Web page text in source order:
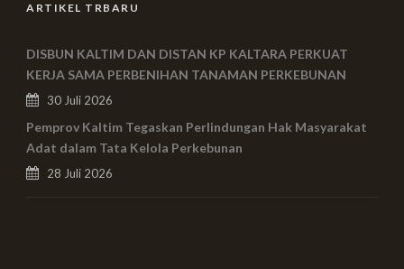
ARTIKEL TRBARU
DISBUN KALTIM DAN DISTAN KP KALTARA PERKUAT
KERJA SAMA PERBENIHAN TANAMAN PERKEBUNAN
30 Juli 2026
Pemprov Kaltim Tegaskan Perlindungan Hak Masyarakat
Adat dalam Tata Kelola Perkebunan
28 Juli 2026